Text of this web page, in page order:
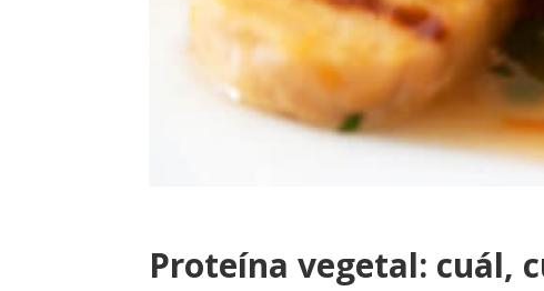
Proteína vegetal: cuál,